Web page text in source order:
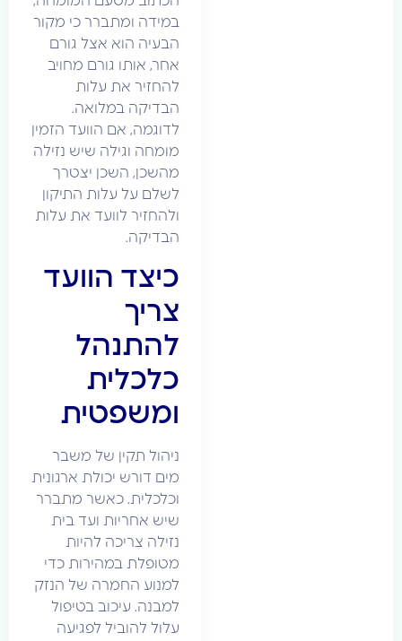
במידה ומתברר כי מקור
הבעיה הוא אצל גורם
אחר, אותו גורם מחויב
להחזיר את עלות
הבדיקה במלואה.
לדוגמה, אם הוועד הזמין
מומחה וגילה שיש נזילה
מהשכן, השכן יצטרך
לשלם על עלות התיקון
ולהחזיר לוועד את עלות
כיצד הוועד
צריך
להתנהל
כלכלית
ומשפטית
ניהול תקין של משבר
מים דורש יכולת ארגונית
וכלכלית. כאשר מתברר
שיש אחריות ועד בית
נזילה צריכה להיות
מטופלת במהירות כדי
למנוע החמרה של הנזק
למבנה. עיכוב בטיפול
עלול להוביל לפגיעה